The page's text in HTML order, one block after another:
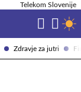
Zdravje za jutri
Telekom Slovenije